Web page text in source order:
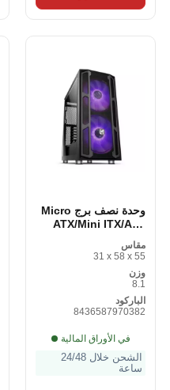
وحدة نصف برج Micro
ATX/Mini ITX/ATX
NXHUMMERNOVA
متعدد الألوان
مقاس
31 x 58 x 55
وزن
8.1
الباركود
8436587970382
في الأوراق المالية
الشحن خلال 24/48
ساعة